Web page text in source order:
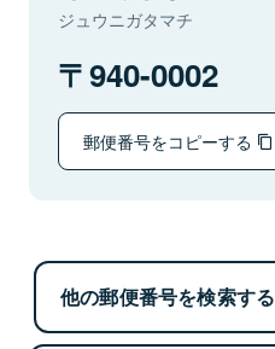
ジュウニガタマチ
940-0002
郵便番号をコピーする
他の郵便番号を検索する